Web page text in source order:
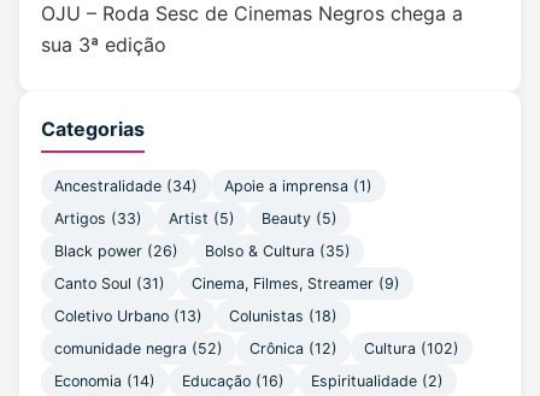
OJU – Roda Sesc de Cinemas Negros chega a
sua 3ª edição
Categorias
Ancestralidade (34) Apoie a imprensa (1)
Artigos (33) Artist (5) Beauty (5)
Black power (26) Bolso & Cultura (35)
Canto Soul (31) Cinema, Filmes, Streamer (9)
Coletivo Urbano (13) Colunistas (18)
comunidade negra (52) Crônica (12) Cultura (102)
Economia (14) Educação (16) Espiritualidade (2)